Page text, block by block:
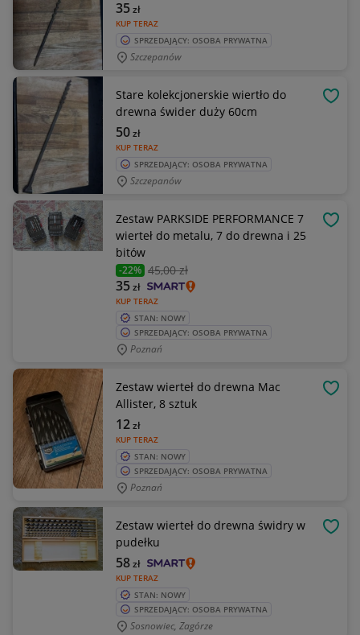
KUP TERAZ
35zł
SPRZEDAJĄCY: OSOBA PRYWATNA
Szczepanów
Stare kolekcjonerskie wiertło do
drewna świder duży 60cm
KUP TERAZ
50zł
SPRZEDAJĄCY: OSOBA PRYWATNA
Szczepanów
Zestaw PARKSIDE PERFORMANCE 7
wierteł do metalu, 7 do drewna i 25
bitów
-22% 45,00 zł
KUP TERAZ
35zł
STAN: NOWY
SPRZEDAJĄCY: OSOBA PRYWATNA
Poznań
Zestaw wierteł do drewna Mac
Allister, 8 sztuk
KUP TERAZ
12zł
STAN: NOWY
SPRZEDAJĄCY: OSOBA PRYWATNA
Poznań
Zestaw wierteł do drewna świdry w
pudełku
KUP TERAZ
58zł
STAN: NOWY
SPRZEDAJĄCY: OSOBA PRYWATNA
Sosnowiec, Zagórze